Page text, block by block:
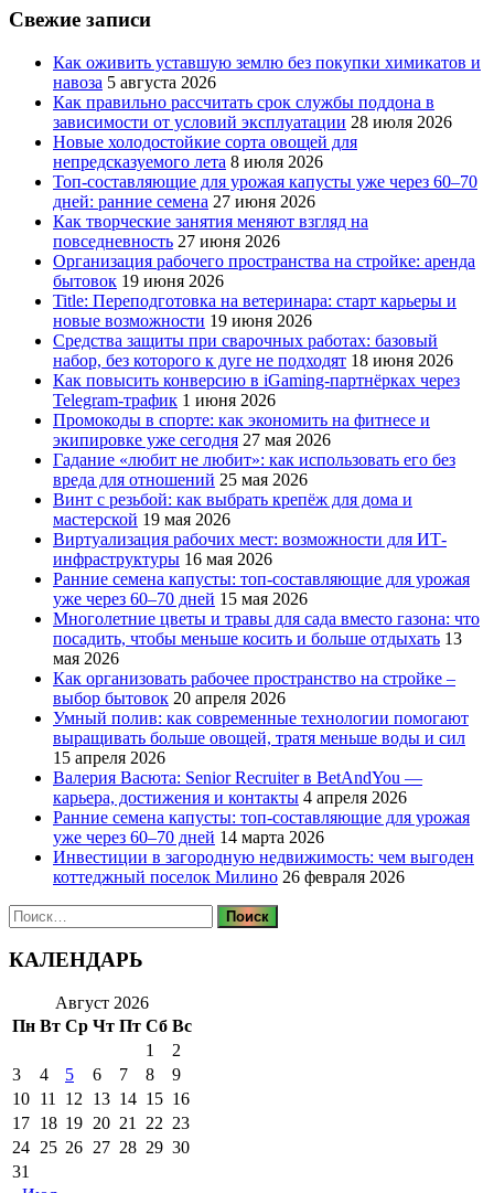
Свежие записи
Как оживить уставшую землю без покупки химикатов и
навоза 5 августа 2026
Как правильно рассчитать срок службы поддона в
зависимости от условий эксплуатации 28 июля 2026
Новые холодостойкие сорта овощей для
непредсказуемого лета 8 июля 2026
Топ-составляющие для урожая капусты уже через 60–70
дней: ранние семена 27 июня 2026
Как творческие занятия меняют взгляд на
повседневность 27 июня 2026
Организация рабочего пространства на стройке: аренда
бытовок 19 июня 2026
Title: Переподготовка на ветеринара: старт карьеры и
новые возможности 19 июня 2026
Средства защиты при сварочных работах: базовый
набор, без которого к дуге не подходят 18 июня 2026
Как повысить конверсию в iGaming-партнёрках через
Telegram-трафик 1 июня 2026
Промокоды в спорте: как экономить на фитнесе и
экипировке уже сегодня 27 мая 2026
Гадание «любит не любит»: как использовать его без
вреда для отношений 25 мая 2026
Винт с резьбой: как выбрать крепёж для дома и
мастерской 19 мая 2026
Виртуализация рабочих мест: возможности для ИТ-
инфраструктуры 16 мая 2026
Ранние семена капусты: топ‑составляющие для урожая
уже через 60–70 дней 15 мая 2026
Многолетние цветы и травы для сада вместо газона: что
посадить, чтобы меньше косить и больше отдыхать 13
мая 2026
Как организовать рабочее пространство на стройке –
выбор бытовок 20 апреля 2026
Умный полив: как современные технологии помогают
выращивать больше овощей, тратя меньше воды и сил
15 апреля 2026
Валерия Васюта: Senior Recruiter в BetAndYou —
карьера, достижения и контакты 4 апреля 2026
Ранние семена капусты: топ‑составляющие для урожая
уже через 60–70 дней 14 марта 2026
Инвестиции в загородную недвижимость: чем выгоден
коттеджный поселок Милино 26 февраля 2026
Найти:
КАЛЕНДАРЬ
Август 2026
Пн Вт Ср Чт Пт Сб Вс
1
2
3
4 5 6 7 8
9
10 11 12 13 14 15 16
17 18 19 20 21 22 23
24 25 26 27 28 29 30
31